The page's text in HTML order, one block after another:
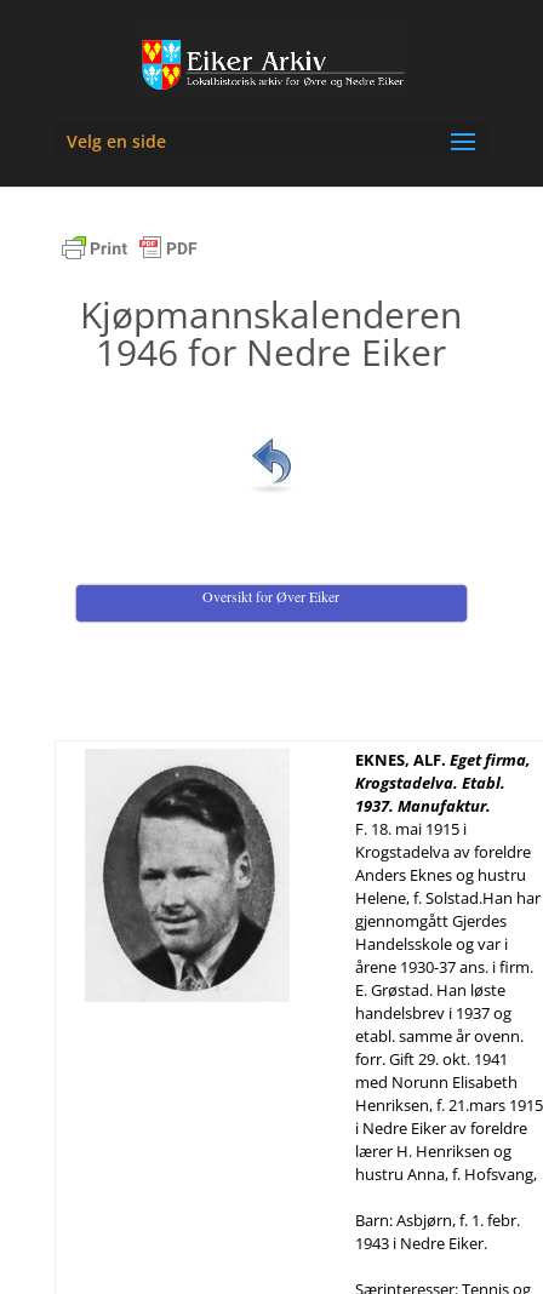
Velg en side
Kjøpmannskalenderen
1946 for Nedre Eiker
Oversikt for Øver Eiker
EKNES, ALF. Eget firma,
Krogstadelva. Etabl.
1937. Manufaktur.
F. 18. mai 1915 i
Krogstadelva av foreldre
Anders Eknes og hustru
Helene, f. Solstad.Han har
gjennomgått Gjerdes
Handelsskole og var i
årene 1930-37 ans. i firm.
E. Grøstad. Han løste
handelsbrev i 1937 og
etabl. samme år ovenn.
forr. Gift 29. okt. 1941
med Norunn Elisabeth
Henriksen, f. 21.mars 1915
i Nedre Eiker av foreldre
lærer H. Henriksen og
hustru Anna, f. Hofsvang,
Barn: Asbjørn, f. 1. febr.
1943 i Nedre Eiker.
Særinteresser: Tennis og